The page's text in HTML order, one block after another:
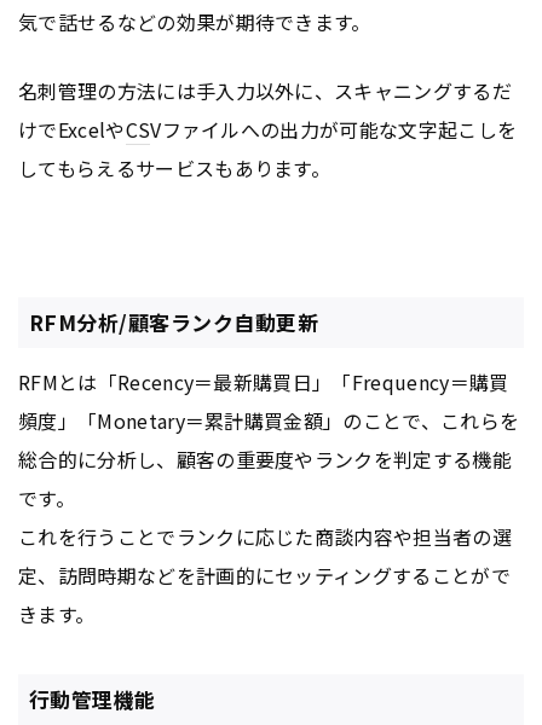
気で話せるなどの効果が期待できます。
名刺管理の方法には手入力以外に、スキャニングするだ
けでExcelやCSVファイルへの出力が可能な文字起こしを
してもらえるサービスもあります。
RFM分析/顧客ランク自動更新
RFMとは「Recency＝最新購買日」「Frequency＝購買
頻度」「Monetary＝累計購買金額」のことで、これらを
総合的に分析し、顧客の重要度やランクを判定する機能
です。
これを行うことでランクに応じた商談内容や担当者の選
定、訪問時期などを計画的にセッティングすることがで
きます。
行動管理機能